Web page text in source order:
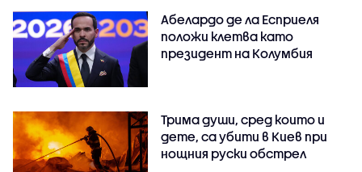
Абелардо де ла Есприеля
положи клетва като
президент на Колумбия
Трима души, сред които и
дете, са убити в Киев при
нощния руски обстрел